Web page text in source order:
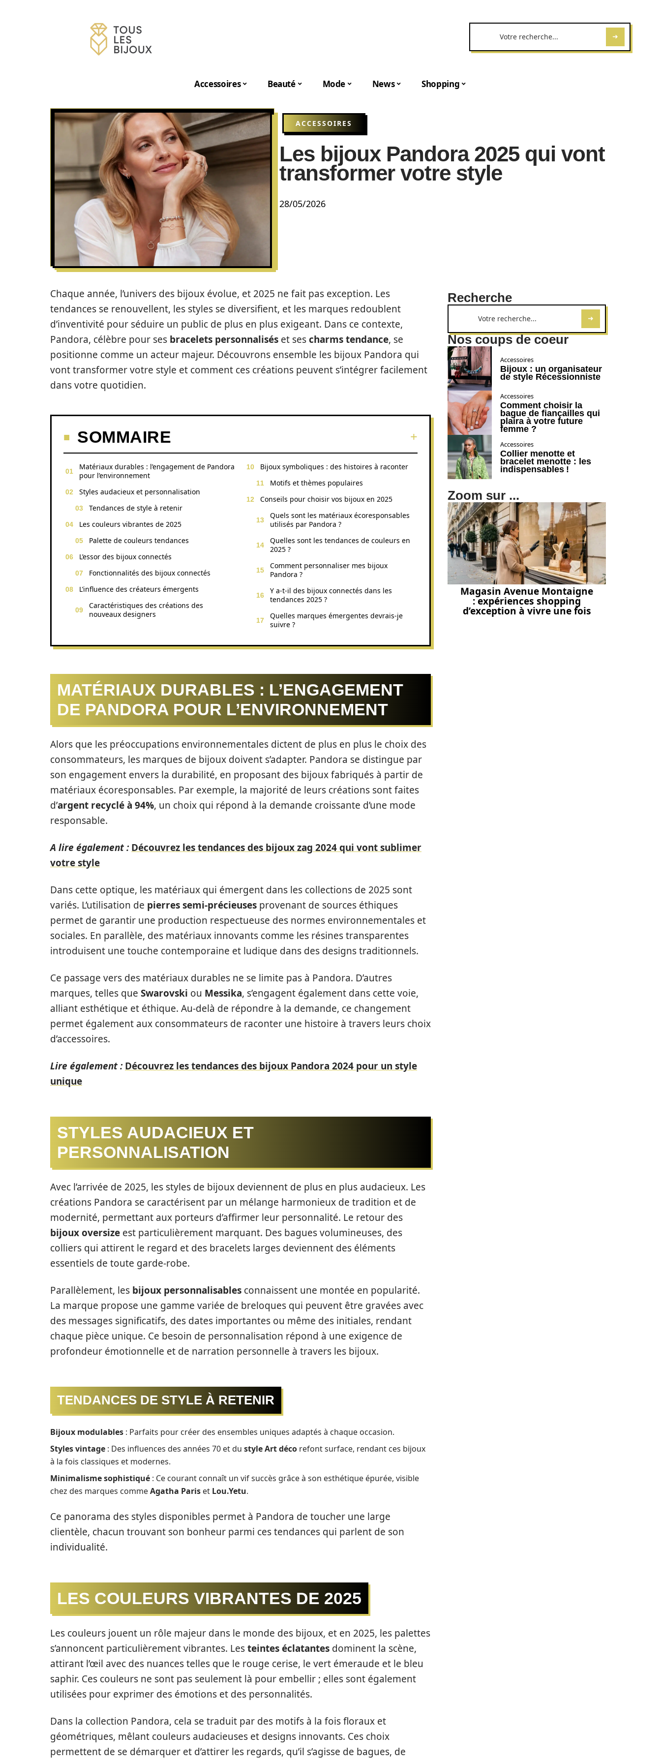
Accessoires Beauté Mode News Shopping
ACCESSOIRES
Les bijoux Pandora 2025 qui vont
transformer votre style
28/05/2026
Chaque année, l’univers des bijoux évolue, et 2025 ne fait pas exception. Les
tendances se renouvellent, les styles se diversifient, et les marques redoublent
d’inventivité pour séduire un public de plus en plus exigeant. Dans ce contexte,
Pandora, célèbre pour ses bracelets personnalisés et sescharms tendance, se
positionne comme un acteur majeur. Découvrons ensemble les bijoux Pandora qui
vont transformer votre style et comment ces créations peuvent s’intégrer facilement
dans votre quotidien.
SOMMAIRE
Matériaux durables : l’engagement de Pandora
pour l’environnement
Styles audacieux et personnalisation
Tendances de style à retenir
Les couleurs vibrantes de 2025
Palette de couleurs tendances
L’essor des bijoux connectés
Fonctionnalités des bijoux connectés
L’influence des créateurs émergents
Caractéristiques des créations des
nouveaux designers
Bijoux symboliques : des histoires à raconter
Motifs et thèmes populaires
Conseils pour choisir vos bijoux en 2025
Quels sont les matériaux écoresponsables
utilisés par Pandora ?
Quelles sont les tendances de couleurs en
2025 ?
Comment personnaliser mes bijoux
Pandora ?
Y a-t-il des bijoux connectés dans les
tendances 2025 ?
Quelles marques émergentes devrais-je
suivre ?
MATÉRIAUX DURABLES : L’ENGAGEMENT
DE PANDORA POUR L’ENVIRONNEMENT
Alors que les préoccupations environnementales dictent de plus en plus le choix des
consommateurs, les marques de bijoux doivent s’adapter. Pandora se distingue par
son engagement envers la durabilité, en proposant des bijoux fabriqués à partir de
matériaux écoresponsables. Par exemple, la majorité de leurs créations sont faites
d’argent recyclé à 94%, un choix qui répond à la demande croissante d’une mode
responsable.
A lire également : Découvrez les tendances des bijoux zag 2024 qui vont sublimer
votre style
Dans cette optique, les matériaux qui émergent dans les collections de 2025 sont
variés. L’utilisation de pierres semi-précieuses provenant de sources éthiques
permet de garantir une production respectueuse des normes environnementales et
sociales. En parallèle, des matériaux innovants comme les résines transparentes
introduisent une touche contemporaine et ludique dans des designs traditionnels.
Ce passage vers des matériaux durables ne se limite pas à Pandora. D’autres
marques, telles que Swarovski ou Messika, s’engagent également dans cette voie,
alliant esthétique et éthique. Au-delà de répondre à la demande, ce changement
permet également aux consommateurs de raconter une histoire à travers leurs choix
d’accessoires.
Lire également : Découvrez les tendances des bijoux Pandora 2024 pour un style
unique
STYLES AUDACIEUX ET
PERSONNALISATION
Avec l’arrivée de 2025, les styles de bijoux deviennent de plus en plus audacieux. Les
créations Pandora se caractérisent par un mélange harmonieux de tradition et de
modernité, permettant aux porteurs d’affirmer leur personnalité. Le retour des
bijoux oversize est particulièrement marquant. Des bagues volumineuses, des
colliers qui attirent le regard et des bracelets larges deviennent des éléments
essentiels de toute garde-robe.
Parallèlement, les bijoux personnalisables connaissent une montée en popularité.
La marque propose une gamme variée de breloques qui peuvent être gravées avec
des messages significatifs, des dates importantes ou même des initiales, rendant
chaque pièce unique. Ce besoin de personnalisation répond à une exigence de
profondeur émotionnelle et de narration personnelle à travers les bijoux.
TENDANCES DE STYLE À RETENIR
Bijoux modulables : Parfaits pour créer des ensembles uniques adaptés à chaque occasion.
Styles vintage : Des influences des années 70 et du style Art déco refont surface, rendant ces bijoux
à la fois classiques et modernes.
Minimalisme sophistiqué : Ce courant connaît un vif succès grâce à son esthétique épurée, visible
chez des marques commeAgatha Paris et Lou.Yetu.
Ce panorama des styles disponibles permet à Pandora de toucher une large
clientèle, chacun trouvant son bonheur parmi ces tendances qui parlent de son
individualité.
LES COULEURS VIBRANTES DE 2025
Les couleurs jouent un rôle majeur dans le monde des bijoux, et en 2025, les palettes
s’annoncent particulièrement vibrantes. Lesteintes éclatantes dominent la scène,
attirant l’œil avec des nuances telles que le rouge cerise, le vert émeraude et le bleu
saphir. Ces couleurs ne sont pas seulement là pour embellir ; elles sont également
utilisées pour exprimer des émotions et des personnalités.
Dans la collection Pandora, cela se traduit par des motifs à la fois floraux et
géométriques, mêlant couleurs audacieuses et designs innovants. Ces choix
permettent de se démarquer et d’attirer les regards, qu’il s’agisse de bagues, de
Recherche
Nos coups de coeur
Accessoires
Bijoux : un organisateur
de style Récessionniste
Accessoires
Comment choisir la
bague de fiançailles qui
plaira à votre future
femme ?
Accessoires
Collier menotte et
bracelet menotte : les
indispensables !
Zoom sur ...
Magasin Avenue Montaigne
: expériences shopping
d’exception à vivre une fois